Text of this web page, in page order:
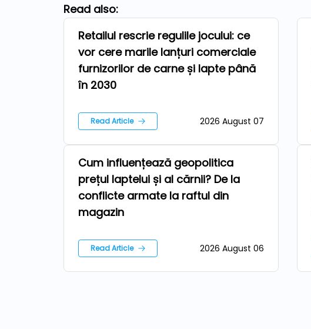
Read also:
Repers
Retailul rescrie regulile jocului: ce
vor cere marile lanțuri comerciale
furnizorilor de carne și lapte până
în 2030
Read Article 2026 August 07
News
Cum influențează geopolitica
prețul laptelui și al cărnii? De la
conflicte armate la raftul din
magazin
Read Article 2026 August 06